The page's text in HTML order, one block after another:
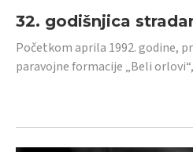
32. godišnjica
Početkom aprila 1992. godine,
paravojne formacije „Beli